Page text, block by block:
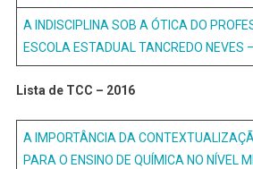
A INDISCIPLINA SOB A ÓTICA DO
ESCOLA ESTADUAL TANCREDO NEVES
Lista de TCC – 2016
A IMPORTÂNCIA DA
PARA O ENSINO DE QUÍMICA NO NÍVEL